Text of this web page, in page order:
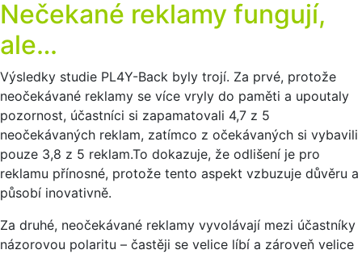
Nečekané reklamy fungují,
ale…
Výsledky studie PL4Y-Back byly trojí. Za prvé, protože
neočekávané reklamy se více vryly do paměti a upoutaly
pozornost, účastníci si zapamatovali 4,7 z 5
neočekávaných reklam, zatímco z očekávaných si vybavili
pouze 3,8 z 5 reklam.To dokazuje, že odlišení je pro
reklamu přínosné, protože tento aspekt vzbuzuje důvěru a
působí inovativně.
Za druhé, neočekávané reklamy vyvolávají mezi účastníky
názorovou polaritu – častěji se velice líbí a zároveň velice